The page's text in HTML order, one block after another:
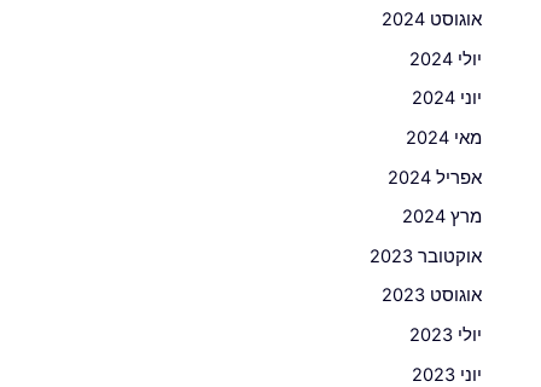
אוגוסט 2024
יולי 2024
יוני 2024
מאי 2024
אפריל 2024
מרץ 2024
אוקטובר 2023
אוגוסט 2023
יולי 2023
יוני 2023